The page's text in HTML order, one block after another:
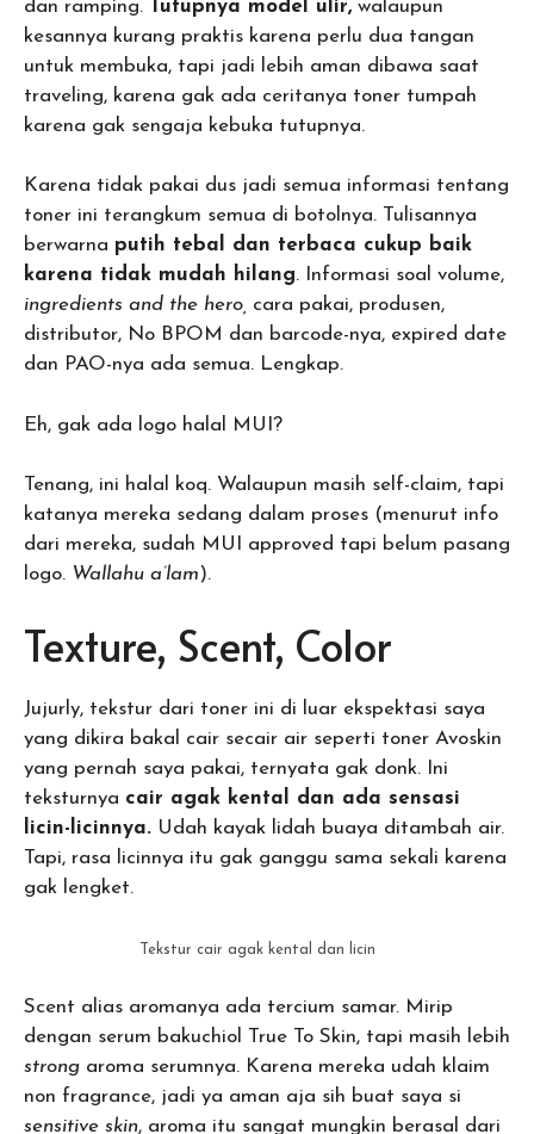
dan ramping.
Tutupnya model ulir, walaupun
kesannya kurang praktis karena perlu dua tangan
untuk membuka, tapi jadi lebih aman dibawa saat
traveling, karena gak ada ceritanya toner tumpah
karena gak sengaja kebuka tutupnya.
Karena tidak pakai dus jadi semua informasi tentang
toner ini terangkum semua di botolnya. Tulisannya
berwarna putih tebal dan terbaca cukup baik
karena tidak mudah hilang. Informasi soal volume,
ingredients and the hero, cara pakai, produsen,
distributor, No BPOM dan barcode-nya, expired date
dan PAO-nya ada semua. Lengkap.
Eh, gak ada logo halal MUI?
Tenang, ini halal koq. Walaupun masih self-claim, tapi
katanya mereka sedang dalam proses (menurut info
dari mereka, sudah MUI approved tapi belum pasang
logo. Wallahu a’lam).
Texture, Scent, Color
Jujurly, tekstur dari toner ini di luar ekspektasi saya
yang dikira bakal cair secair air seperti toner Avoskin
yang pernah saya pakai, ternyata gak donk. Ini
teksturnya cair agak kental dan ada sensasi
licin-licinnya. Udah kayak lidah buaya ditambah air.
Tapi, rasa licinnya itu gak ganggu sama sekali karena
gak lengket.
Tekstur cair agak kental dan licin
Scent alias aromanya ada tercium samar. Mirip
dengan serum bakuchiol True To Skin, tapi masih lebih
strong aroma serumnya. Karena mereka udah klaim
non fragrance, jadi ya aman aja sih buat saya si
sensitive skin, aroma itu sangat mungkin berasal dari